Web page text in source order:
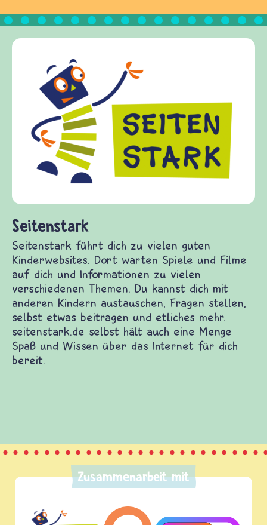
Frieden Fragen
frieden-fragen.de ist ein Internet-Angebot für
Kinder, Eltern und ErzieherInnen das zu
Fragen von Krieg und Frieden, Streit und
Gewalt informiert und einen Austausch zu
diesem Themenbereich ermöglicht. frieden-
fragen.de bietet Antworten auf wichtige
und Frieden, Streit und Gewalt.
Zusammenarbeit mit